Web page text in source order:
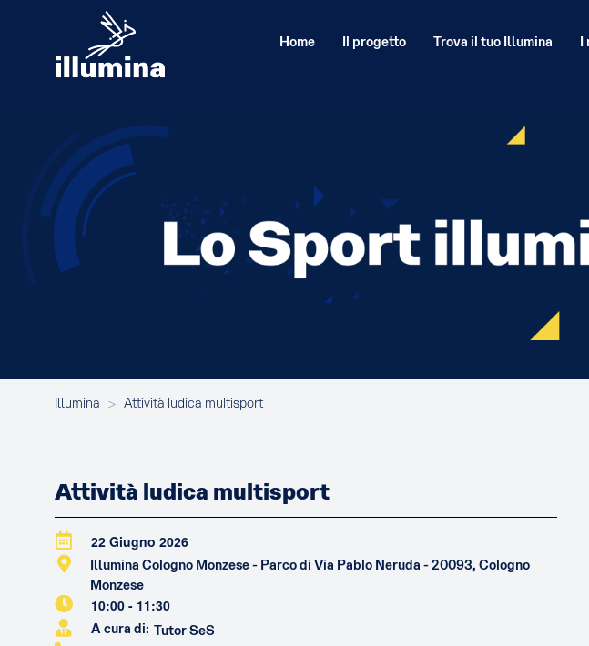
Home Il progetto Trova il tuo Illumina I
Illumina > Attività ludica multisport
Attività ludica multisport
22 Giugno 2026
Illumina Cologno Monzese - Parco di Via Pablo Neruda - 20093, Cologno
Monzese
10:00 - 11:30
A cura di: Tutor SeS